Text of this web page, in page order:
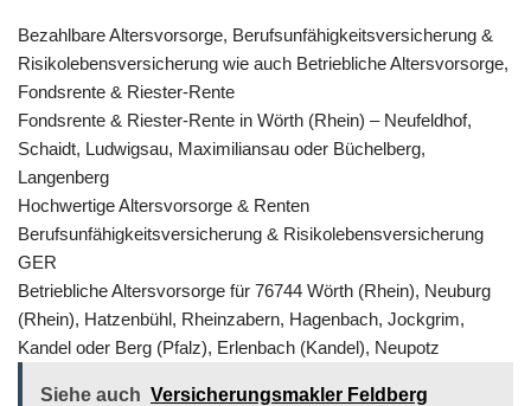
Bezahlbare Altersvorsorge, Berufsunfähigkeitsversicherung &
Risikolebensversicherung wie auch Betriebliche Altersvorsorge,
Fondsrente & Riester-Rente
Fondsrente & Riester-Rente in Wörth (Rhein) – Neufeldhof,
Schaidt, Ludwigsau, Maximiliansau oder Büchelberg,
Langenberg
Hochwertige Altersvorsorge & Renten
Berufsunfähigkeitsversicherung & Risikolebensversicherung
GER
Betriebliche Altersvorsorge für 76744 Wörth (Rhein), Neuburg
(Rhein), Hatzenbühl, Rheinzabern, Hagenbach, Jockgrim,
Kandel oder Berg (Pfalz), Erlenbach (Kandel), Neupotz
Siehe auch Versicherungsmakler Feldberg